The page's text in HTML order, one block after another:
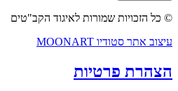
© כל הזכויות שמורות לאיגוד הקב"טים
עיצוב אתר סטודיו MOONART
הצהרת פרטיות